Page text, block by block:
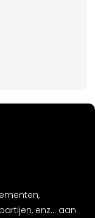
enz... aan